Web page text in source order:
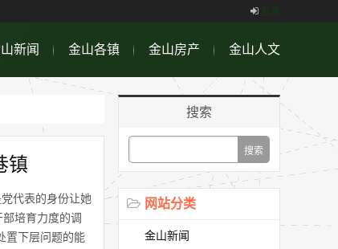
新闻 金山各镇 金山房产 金山人文
镇
代表的身份让她
培育力度的调
置下层问题的能
搜索
网站分类
金山新闻